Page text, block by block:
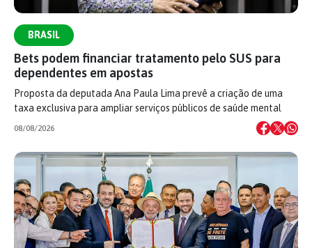
BRASIL
Bets podem financiar tratamento pelo SUS para
dependentes em apostas
Proposta da deputada Ana Paula Lima prevê a criação de uma
taxa exclusiva para ampliar serviços públicos de saúde mental
08/08/2026